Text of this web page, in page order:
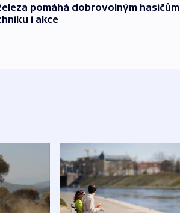
pomáhá dobrovolným hasičům
i akce